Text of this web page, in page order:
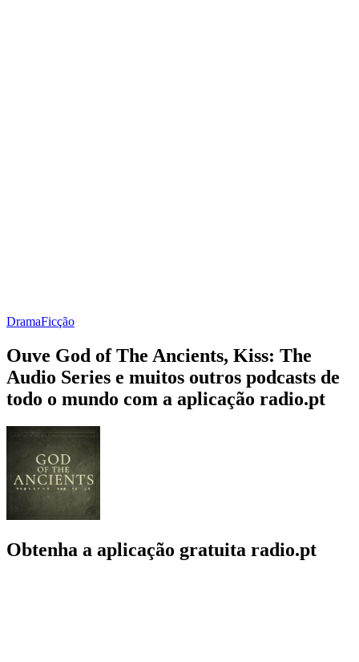
DramaFicção
Ouve God of The Ancients, Kiss: The
Audio Series e muitos outros podcasts de
todo o mundo com a aplicação radio.pt
Obtenha a aplicação gratuita radio.pt